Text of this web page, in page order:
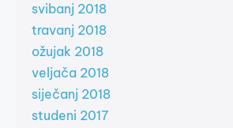
svibanj 2018
travanj 2018
ožujak 2018
veljača 2018
siječanj 2018
studeni 2017